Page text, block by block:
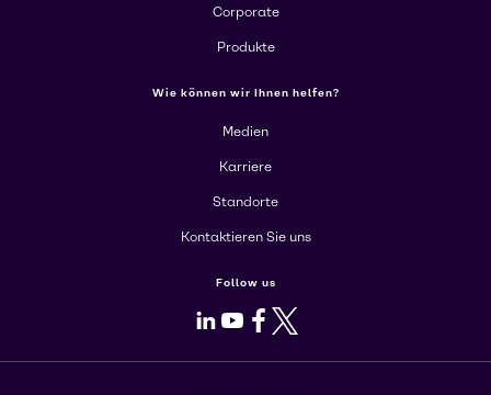
Corporate
Produkte
Wie können wir Ihnen helfen?
Medien
Karriere
Standorte
Kontaktieren Sie uns
Follow us
LinkedIn
Youtube
Facebook
X